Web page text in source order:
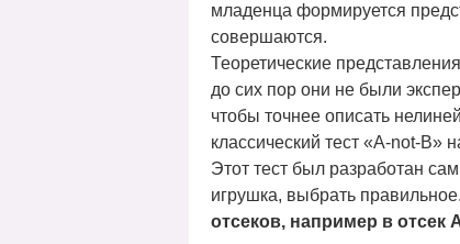
младенца формируется
совершаются.
Теоретические
до сих пор они не были
чтобы точнее описать
классический тест «A-not-B»
Этот тест был разработан
игрушка, выбрать правильное.
отсеков, например в отсек